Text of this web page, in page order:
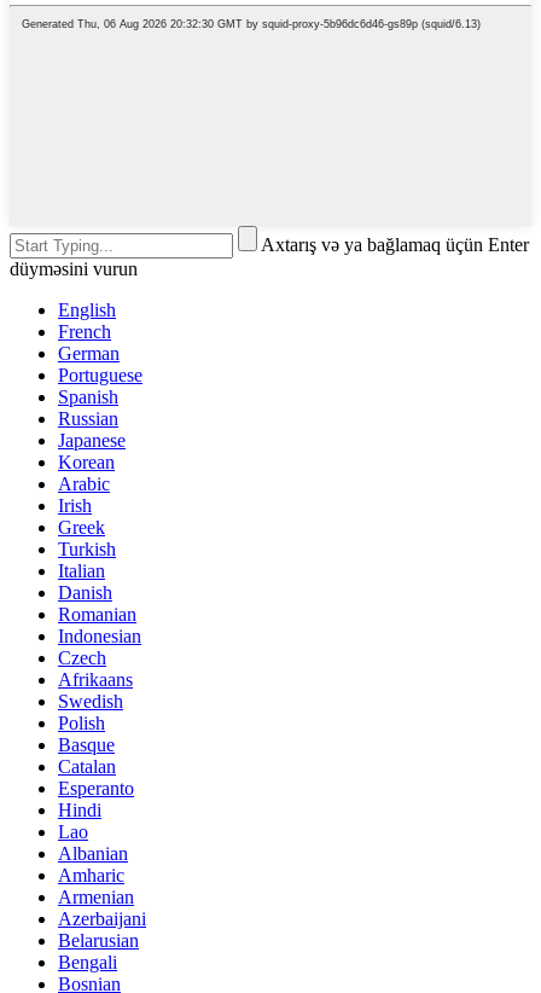
Axtarış və ya bağlamaq üçün Enter
düyməsini vurun
English
French
German
Portuguese
Spanish
Russian
Japanese
Korean
Arabic
Irish
Greek
Turkish
Italian
Danish
Romanian
Indonesian
Czech
Afrikaans
Swedish
Polish
Basque
Catalan
Esperanto
Hindi
Lao
Albanian
Amharic
Armenian
Azerbaijani
Belarusian
Bengali
Bosnian